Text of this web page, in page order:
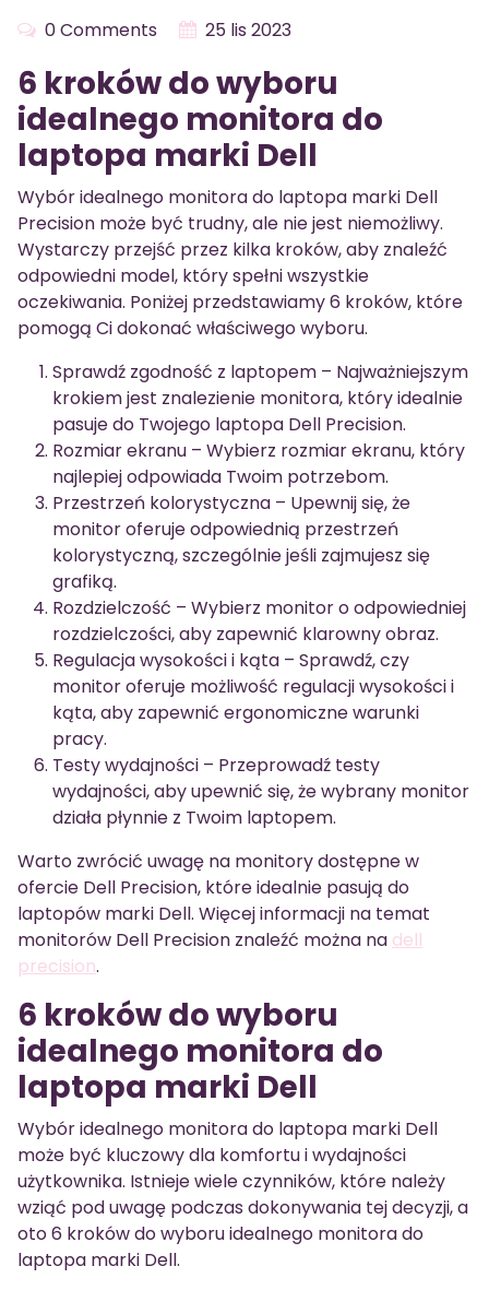
0 Comments 25 lis 2023
6 kroków do wyboru
idealnego monitora do
laptopa marki Dell
Wybór idealnego monitora do laptopa marki Dell
Precision może być trudny, ale nie jest niemożliwy.
Wystarczy przejść przez kilka kroków, aby znaleźć
odpowiedni model, który spełni wszystkie
oczekiwania. Poniżej przedstawiamy 6 kroków, które
pomogą Ci dokonać właściwego wyboru.
Sprawdź zgodność z laptopem – Najważniejszym
krokiem jest znalezienie monitora, który idealnie
pasuje do Twojego laptopa Dell Precision.
Rozmiar ekranu – Wybierz rozmiar ekranu, który
najlepiej odpowiada Twoim potrzebom.
Przestrzeń kolorystyczna – Upewnij się, że
monitor oferuje odpowiednią przestrzeń
kolorystyczną, szczególnie jeśli zajmujesz się
grafiką.
Rozdzielczość – Wybierz monitor o odpowiedniej
rozdzielczości, aby zapewnić klarowny obraz.
Regulacja wysokości i kąta – Sprawdź, czy
monitor oferuje możliwość regulacji wysokości i
kąta, aby zapewnić ergonomiczne warunki
pracy.
Testy wydajności – Przeprowadź testy
wydajności, aby upewnić się, że wybrany monitor
działa płynnie z Twoim laptopem.
Warto zwrócić uwagę na monitory dostępne w
ofercie Dell Precision, które idealnie pasują do
laptopów marki Dell. Więcej informacji na temat
monitorów Dell Precision znaleźć można na dell
precision.
6 kroków do wyboru
idealnego monitora do
laptopa marki Dell
Wybór idealnego monitora do laptopa marki Dell
może być kluczowy dla komfortu i wydajności
użytkownika. Istnieje wiele czynników, które należy
wziąć pod uwagę podczas dokonywania tej decyzji, a
oto 6 kroków do wyboru idealnego monitora do
laptopa marki Dell.